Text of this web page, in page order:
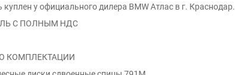
у официального дилера BMW Атлас в г. Краснодар.
С ПОЛНЫМ НДС
КОМПЛЕКТАЦИИ